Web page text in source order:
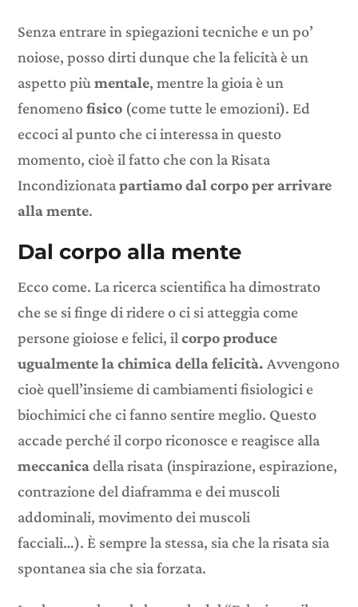
Senza entrare in spiegazioni tecniche e un po’
noiose, posso dirti dunque che la felicità è un
aspetto piùmentale, mentre la gioia è un
fenomenofisico (come tutte le emozioni). Ed
eccoci al punto che ci interessa in questo
momento, cioè il fatto che con la Risata
Incondizionatapartiamo dal corpo per arrivare
alla mente.
Dal corpo alla mente
Ecco come. La ricerca scientifica ha dimostrato
che se si finge di ridere o ci si atteggia come
persone gioiose e felici, ilcorpo produce
ugualmente la chimica della felicità. Avvengono
cioè quell’insieme di cambiamenti fisiologici e
biochimici che ci fanno sentire meglio. Questo
accade perché il corpo riconosce e reagisce alla
meccanicadella risata (inspirazione, espirazione,
contrazione del diaframma e dei muscoli
addominali, movimento dei muscoli
facciali…). È sempre la stessa, sia che la risata sia
spontanea sia che sia forzata.